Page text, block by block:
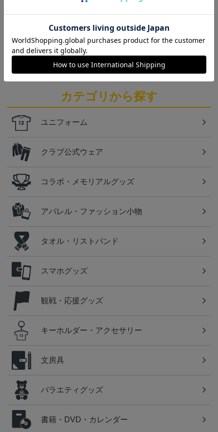
仙台
ベガルタ仙台のスクール生向けのグッズを取り扱い
しております！
カテゴリから探す
ユニフォーム
クラブ公式ウェア
コラボ・メモリアルグッズ
アパレル・ファッション小物
タオル・リストバンド
スマホグッズ
観戦・応援グッズ
キーホルダー・アクセサリー
文房具
バラエティグッズ
書籍・DVD・カレンダー